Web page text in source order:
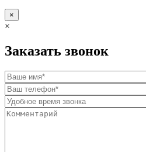
×
×
Заказать звонок